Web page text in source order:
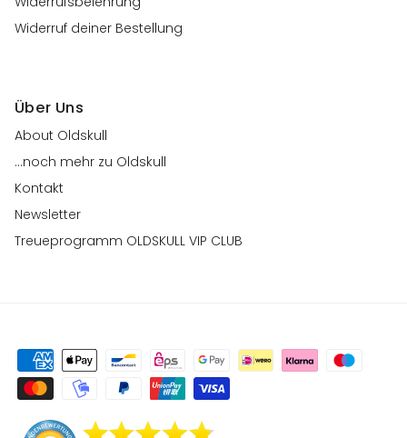
Widerruf deiner Bestellung
Über Uns
About Oldskull
...noch mehr zu Oldskull
Kontakt
Newsletter
Treueprogramm OLDSKULL VIP CLUB